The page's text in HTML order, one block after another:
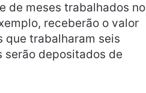
de meses trabalhados no
receberão o valor
que trabalharam seis
serão depositados de